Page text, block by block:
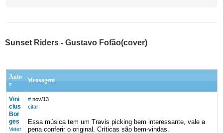
Sunset Riders - Gustavo Fofão(cover)
Auto
r
Mensagem
Vini
cius
Bor
ges
Veter
# nov/13
citar
Essa música tem um Travis picking bem interessante, vale a
pena conferir o original. Críticas são bem-vindas.